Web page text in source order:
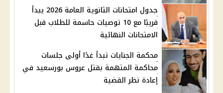
جدول امتحانات الثانوية العامة 2026 يبدأ
قريبًا مع 10 توصيات حاسمة للطلاب قبل
الامتحانات النهائية
محكمة الجنايات تبدأ غدًا أولى جلسات
محاكمة المتهمة بقتل عروس بورسعيد في
إعادة نظر القضية